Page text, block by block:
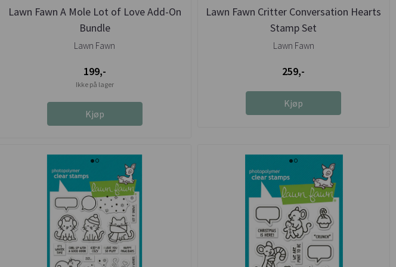
Lawn Fawn A Mole Lot of Love Add-On
Bundle
Lawn Fawn
199,-
Ikke på lager
Kjøp
Lawn Fawn Critter Conversation Hearts
Stamp Set
Lawn Fawn
259,-
Kjøp